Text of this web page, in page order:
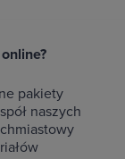
pakiety
naszych